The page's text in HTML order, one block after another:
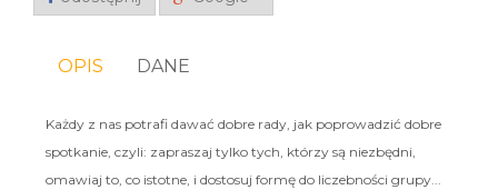
OPIS DANE
Każdy z nas potrafi dawać dobre rady, jak poprowadzić dobre
spotkanie, czyli: zapraszaj tylko tych, którzy są niezbędni,
omawiaj to, co istotne, i dostosuj formę do liczebności grupy...